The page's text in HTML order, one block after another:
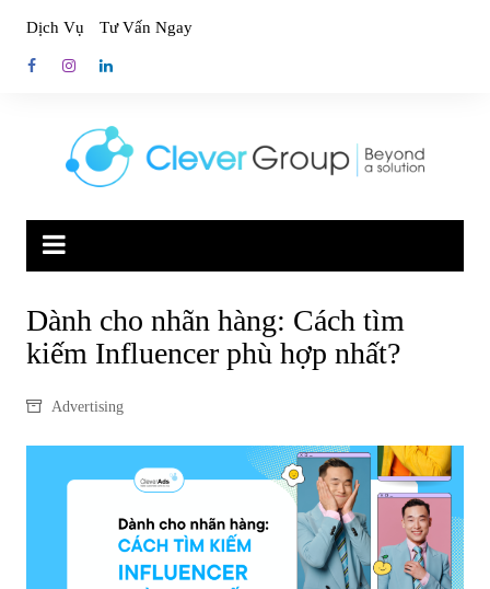
content
Dịch Vụ Tư Vấn Ngay
Dành cho nhãn hàng: Cách tìm
kiếm Influencer phù hợp nhất?
Advertising